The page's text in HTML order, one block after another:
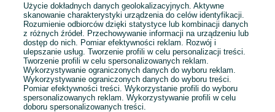
E-mail
Hasło
Użycie dokładnych danych geolokalizacyjnych. Aktywne
skanowanie charakterystyki urządzenia do celów identyfikacji.
Rozumienie odbiorców dzięki statystyce lub kombinacji danych
z różnych źródeł. Przechowywanie informacji na urządzeniu lub
dostęp do nich. Pomiar efektywności reklam. Rozwój i
ulepszanie usług. Tworzenie profili w celu personalizacji treści.
Tworzenie profili w celu spersonalizowanych reklam.
Wykorzystywanie ograniczonych danych do wyboru reklam.
Wykorzystywanie ograniczonych danych do wyboru treści.
Pomiar efektywności treści. Wykorzystanie profili do wyboru
spersonalizowanych reklam. Wykorzystywanie profili w celu
doboru spersonalizowanych treści.